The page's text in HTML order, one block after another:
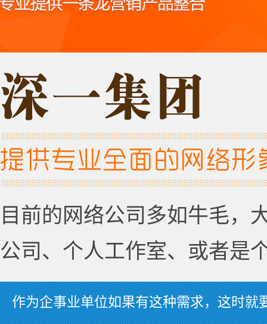
目前的网络公司多如牛毛，
公司、个人工作室、或者是
作为企事业单位如果有这种需求，这时就